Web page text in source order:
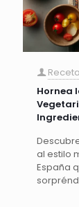
Hornea
al estilo
España